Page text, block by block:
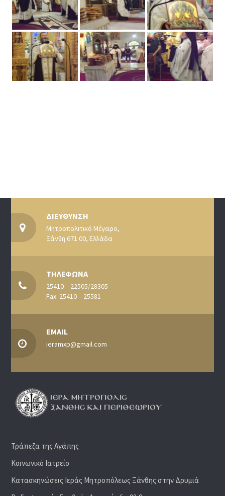
ΔΙΕΥΘΥΝΣΗ
Μητροπολιτικό Μέγαρο,
Ξάνθη 671 00, Ελλάδα
ΤΗΛΕΦΩΝΑ
25410 – 22505/28305
Fax: 25410 – 25581
EMAIL
ieramxp@gmail.com
Τράπεζα της Αγάπης
Κοινωνικό Ιατρείο
Κατασκηνώσεις Ιεράς Μητροπόλεως Ξάνθης στην Δρυμιά